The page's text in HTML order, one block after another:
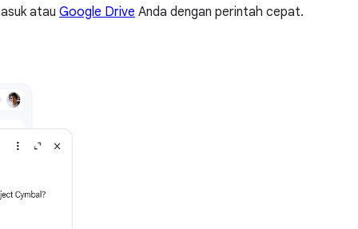
atau Google Drive Anda dengan perintah cepat.